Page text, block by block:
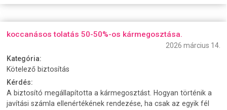
koccanásos tolatás 50-50%-os kármegosztása.
2026 március 14.
Kategória:
Kötelező biztosítás
Kérdés:
A biztosító megállapította a kármegosztást. Hogyan történik a
javítási számla ellenértékének rendezése, ha csak az egyik fél